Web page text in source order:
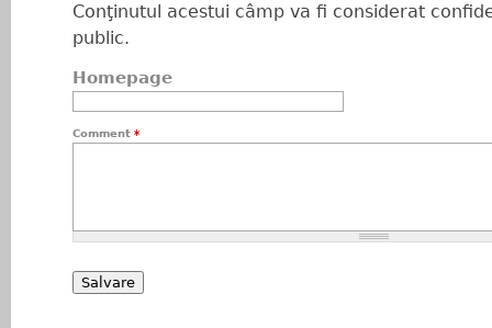
Conţinutul acestui câmp va fi considerat
public.
Homepage
Comment *